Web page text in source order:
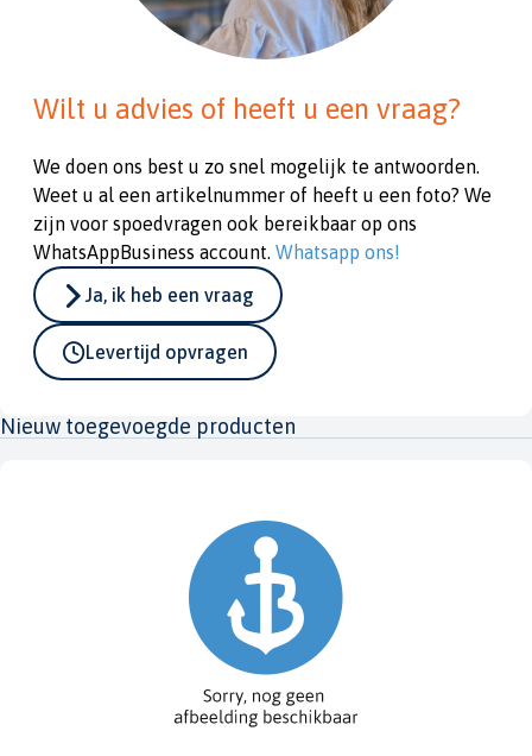
Wilt u advies of heeft u een vraag?
We doen ons best u zo snel mogelijk te antwoorden.
Weet u al een artikelnummer of heeft u een foto? We
zijn voor spoedvragen ook bereikbaar op ons
WhatsAppBusiness account. Whatsapp ons!
Ja, ik heb een vraag
Levertijd opvragen
Nieuw toegevoegde producten